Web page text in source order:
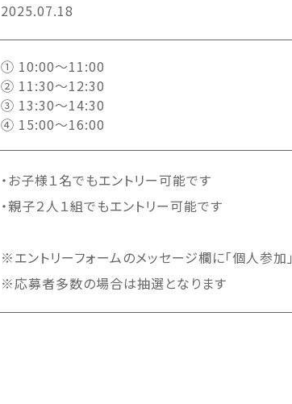
2025.07.18
① 10:00～11:00
② 11:30～12:30
③ 13:30～14:30
④ 15:00～16:00
・お子様１名でもエントリー可能です
・親子２人１組でもエントリー可能です
※エントリーフォームのメッセージ欄に「個人参
※応募者多数の場合は抽選となります